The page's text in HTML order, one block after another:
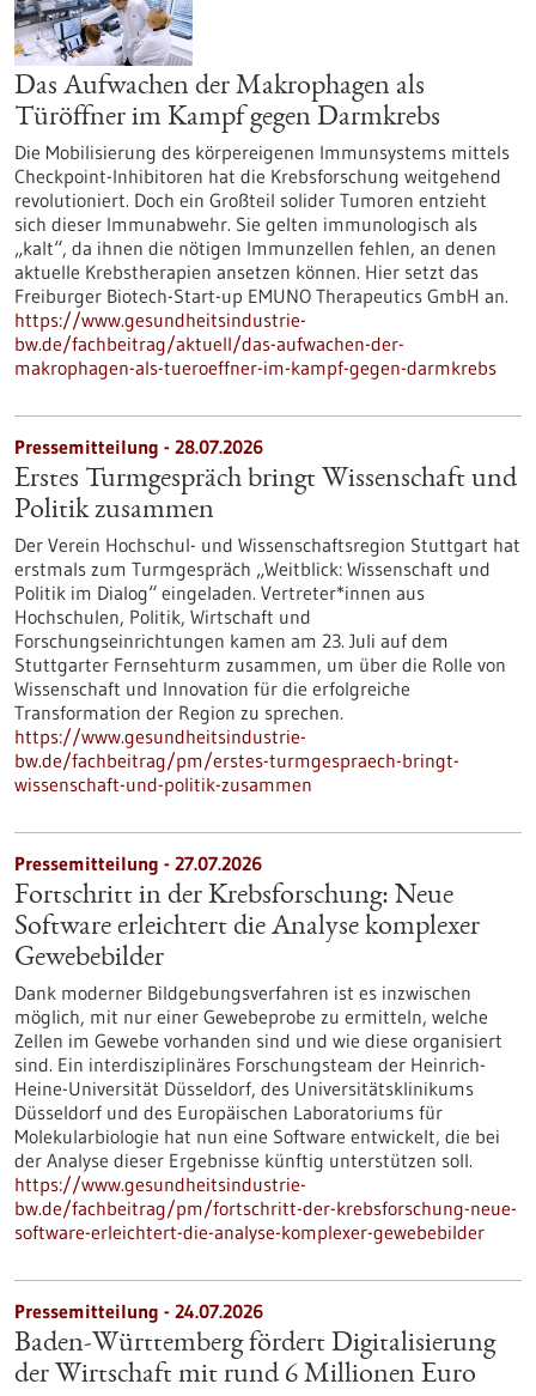
Das Aufwachen der Makrophagen als
Türöffner im Kampf gegen Darmkrebs
Die Mobilisierung des körpereigenen Immunsystems mittels
Checkpoint-Inhibitoren hat die Krebsforschung weitgehend
revolutioniert. Doch ein Großteil solider Tumoren entzieht
sich dieser Immunabwehr. Sie gelten immunologisch als
„kalt“, da ihnen die nötigen Immunzellen fehlen, an denen
aktuelle Krebstherapien ansetzen können. Hier setzt das
Freiburger Biotech-Start-up EMUNO Therapeutics GmbH an.
https://www.gesundheitsindustrie-
bw.de/fachbeitrag/aktuell/das-aufwachen-der-
makrophagen-als-tueroeffner-im-kampf-gegen-darmkrebs
Pressemitteilung - 28.07.2026
Erstes Turmgespräch bringt Wissenschaft und
Politik zusammen
Der Verein Hochschul- und Wissenschaftsregion Stuttgart hat
erstmals zum Turmgespräch „Weitblick: Wissenschaft und
Politik im Dialog“ eingeladen. Vertreter*innen aus
Hochschulen, Politik, Wirtschaft und
Forschungseinrichtungen kamen am 23. Juli auf dem
Stuttgarter Fernsehturm zusammen, um über die Rolle von
Wissenschaft und Innovation für die erfolgreiche
Transformation der Region zu sprechen.
https://www.gesundheitsindustrie-
bw.de/fachbeitrag/pm/erstes-turmgespraech-bringt-
wissenschaft-und-politik-zusammen
Pressemitteilung - 27.07.2026
Fortschritt in der Krebsforschung: Neue
Software erleichtert die Analyse komplexer
Gewebebilder
Dank moderner Bildgebungsverfahren ist es inzwischen
möglich, mit nur einer Gewebeprobe zu ermitteln, welche
Zellen im Gewebe vorhanden sind und wie diese organisiert
sind. Ein interdisziplinäres Forschungsteam der Heinrich-
Heine-Universität Düsseldorf, des Universitätsklinikums
Düsseldorf und des Europäischen Laboratoriums für
Molekularbiologie hat nun eine Software entwickelt, die bei
der Analyse dieser Ergebnisse künftig unterstützen soll.
https://www.gesundheitsindustrie-
bw.de/fachbeitrag/pm/fortschritt-der-krebsforschung-neue-
software-erleichtert-die-analyse-komplexer-gewebebilder
Pressemitteilung - 24.07.2026
Baden-Württemberg fördert Digitalisierung
der Wirtschaft mit rund 6 Millionen Euro